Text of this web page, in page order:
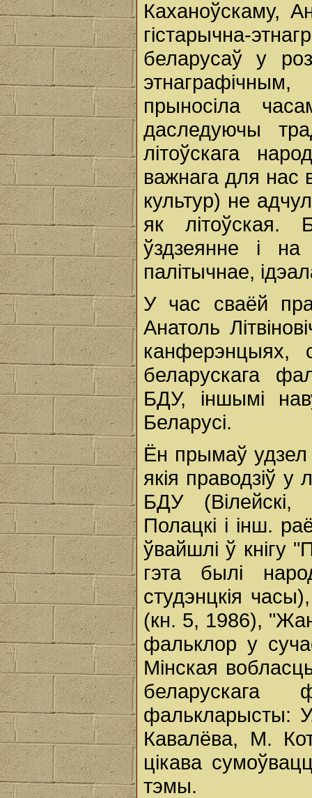
Каханоўскаму,
гістарычна-
беларусаў у
прыносіла
даследуючы
літоўскага
важнага для нас
культур) не
як літоўская.
ўздзеянне і на
палітычнае,
У час сваёй
Анатоль
канферэнцыях,
беларускага
БДУ, іншымі
Беларусі.
Ён прымаў
якія праводзіў у
БДУ (Вілейскі,
Полацкі і інш.
ўвайшлі ў кнігу
гэта былі
студэнцкія
(кн. 5, 1986),
фальклор у
Мінская
беларускага
фалькларысты:
Кавалёва, М.
цікава
тэмы.